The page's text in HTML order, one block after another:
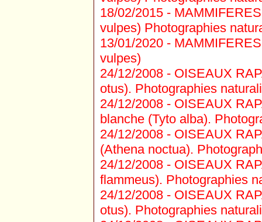
18/02/2015 -
vulpes) Photographies
13/01/2020 -
vulpes)
24/12/2008 - OISEAUX
otus). Photographies
24/12/2008 - OISEAUX
blanche (Tyto alba).
24/12/2008 - OISEAUX
(Athena noctua).
24/12/2008 - OISEAUX
flammeus). Photographies
24/12/2008 - OISEAUX
otus). Photographies